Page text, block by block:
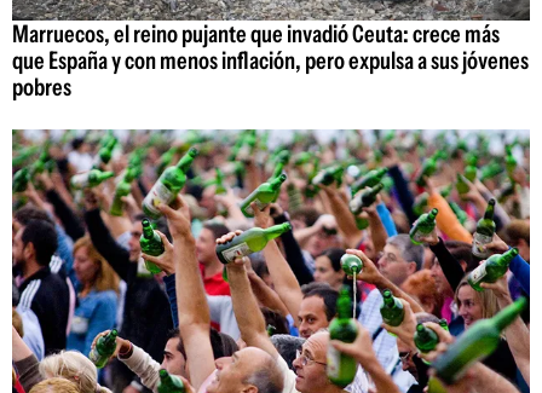
Marruecos, el reino pujante que invadió Ceuta: crece más
que España y con menos inflación, pero expulsa a sus jóvenes
pobres